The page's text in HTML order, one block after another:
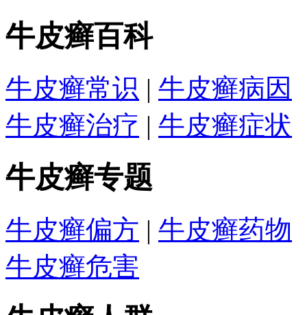
牛皮癣百科
牛皮癣常识 | 牛皮癣病因
牛皮癣治疗 | 牛皮癣症状
牛皮癣专题
牛皮癣偏方 | 牛皮癣药物
牛皮癣危害